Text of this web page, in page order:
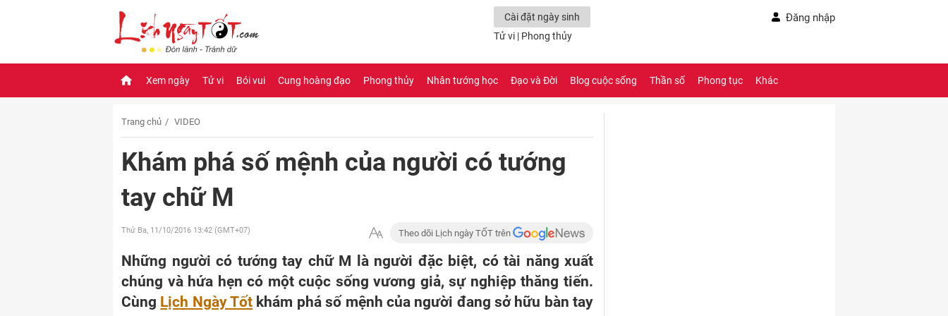
Cài đặt ngày sinh Đăng nhập
Tử vi | Phong thủy
Xem ngày Tử vi Bói vui Cung hoàng đạo Phong thủy Nhân tướng học Đạo và Đời Blog cuộc sống Thần số Phong tục Khác
Trang chủ VIDEO
Khám phá số mệnh của người có tướng
tay chữ M
Thứ Ba, 11/10/2016 13:42 (GMT+07) Theo dõi Lịch ngày TỐT trên
Những người có tướng tay chữ M là người đặc biệt, có tài năng xuất
chúng và hứa hẹn có một cuộc sống vương giả, sự nghiệp thăng tiến.
Cùng Lịch Ngày Tốt khám phá số mệnh của người đang sở hữu bàn tay